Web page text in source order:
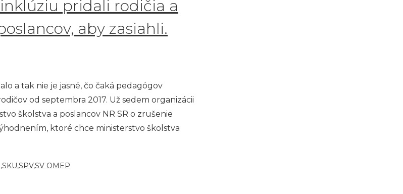
pridali rodičia a
aby zasiahli.
a tak nie je jasné, čo čaká pedagógov
od septembra 2017. Už sedem organizácii
školstva a poslancov NR SR o zrušenie
ktoré chce ministerstvo školstva
,SKU,SPV,SV OMEP